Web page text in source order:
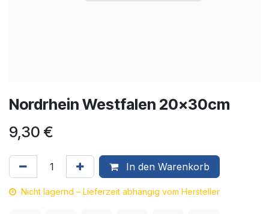
Nordrhein Westfalen 20x30cm
9,30 €
In den Warenkorb
Nicht lagernd – Lieferzeit abhängig vom Hersteller